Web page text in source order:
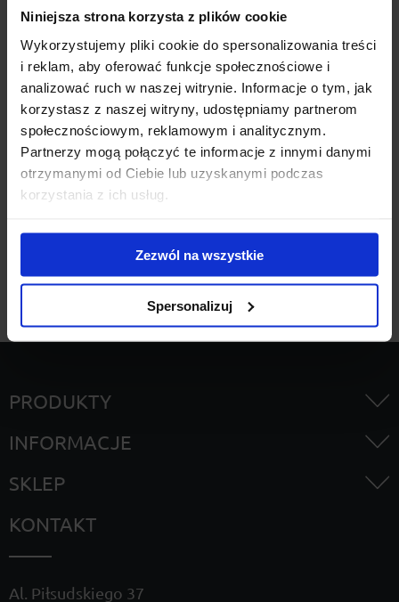
Niniejsza strona korzysta z plików cookie
Wykorzystujemy pliki cookie do spersonalizowania treści
i reklam, aby oferować funkcje społecznościowe i
analizować ruch w naszej witrynie. Informacje o tym, jak
korzystasz z naszej witryny, udostępniamy partnerom
społecznościowym, reklamowym i analitycznym.
Partnerzy mogą połączyć te informacje z innymi danymi
otrzymanymi od Ciebie lub uzyskanymi podczas
korzystania z ich usług.
Zezwól na wszystkie
Spersonalizuj
Wariant modelu:
Szukaj
PRODUKTY
INFORMACJE
SKLEP
KONTAKT
Al. Piłsudskiego 37